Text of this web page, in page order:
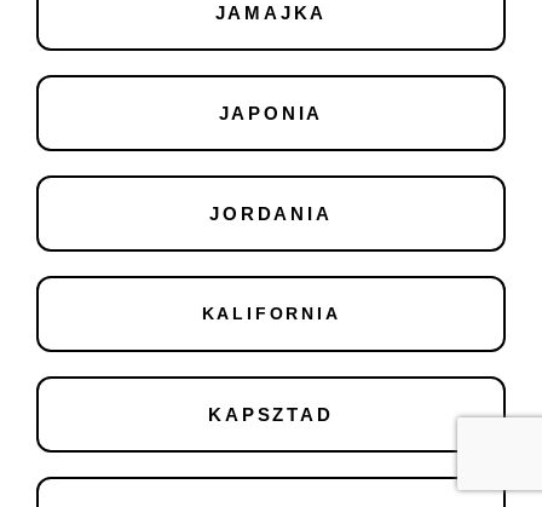
JAMAJKA
JAPONIA
JORDANIA
KALIFORNIA
KAPSZTAD